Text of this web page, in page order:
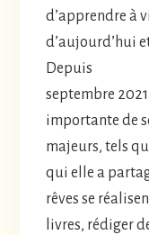
d’apprendre à
d’aujourd’hui
Depuis
septembre
importante de
majeurs, tels
qui elle a
rêves se
livres, rédiger